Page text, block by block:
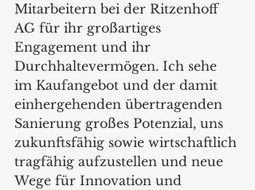
Mitarbeitern bei der Ritzenhoff
AG für ihr großartiges
Engagement und ihr
Durchhaltevermögen. Ich sehe
im Kaufangebot und der damit
einhergehenden übertragenden
Sanierung großes Potenzial, uns
zukunftsfähig sowie wirtschaftlich
tragfähig aufzustellen und neue
Wege für Innovation und